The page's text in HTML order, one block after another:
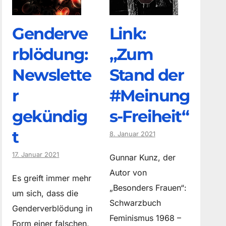
Genderve
rblödung:
Newslette
r
gekündig
t
17. Januar 2021
Es greift immer mehr
um sich, dass die
Genderverblödung in
Form einer falschen,
Link:
„Zum
Stand der
#Meinung
s-Freiheit“
8. Januar 2021
Gunnar Kunz, der
Autor von
„Besonders Frauen“:
Schwarzbuch
Feminismus 1968 –